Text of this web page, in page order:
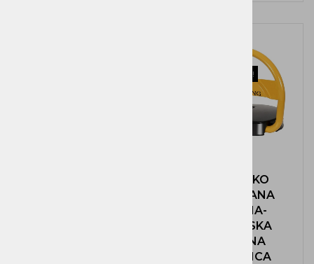
Brezplačna dostava!
DALJINSKO
UPRAVLJANA
SOLARNA-
BATERIJSKA
PARKIRNA
ZAPORNICA